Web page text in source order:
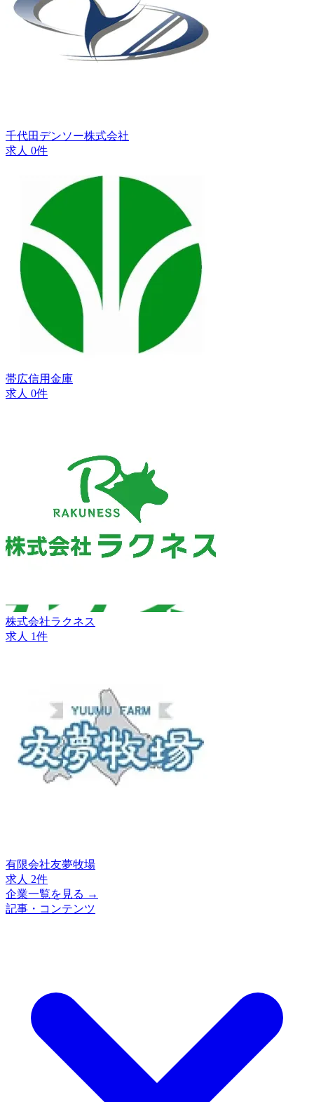
千代田デンソー株式会社
求人 0件
帯広信用金庫
求人 0件
株式会社ラクネス
求人 1件
有限会社友夢牧場
求人 2件
企業一覧を見る →
記事・コンテンツ